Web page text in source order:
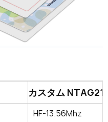
カスタム
HF-13.56Mhz